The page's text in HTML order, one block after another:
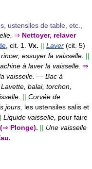
ustensiles de table, etc.,
⇒ Nettoyer, relaver
, cit. 1. Vx. || Laver (cit. 5)
essuyer la vaisselle. ||
à laver la vaisselle. ⇒
vaisselle. — Bac à
Lavette, balai, torchon,
|| Corvée de
jours, les ustensiles salis et
Liquide vaisselle, pour faire
(⇒ Plonge). || Une vaisselle